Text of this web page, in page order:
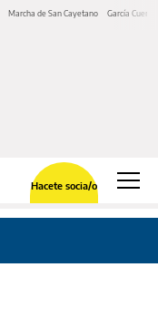
Marcha de San Cayetano García Cuerva
Hacete socia/o